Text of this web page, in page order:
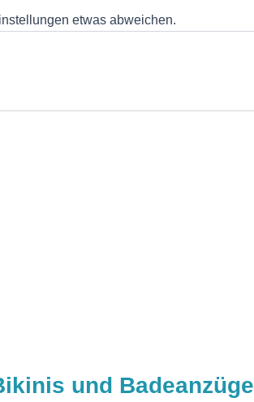
etwas abweichen.
und Badeanzüge